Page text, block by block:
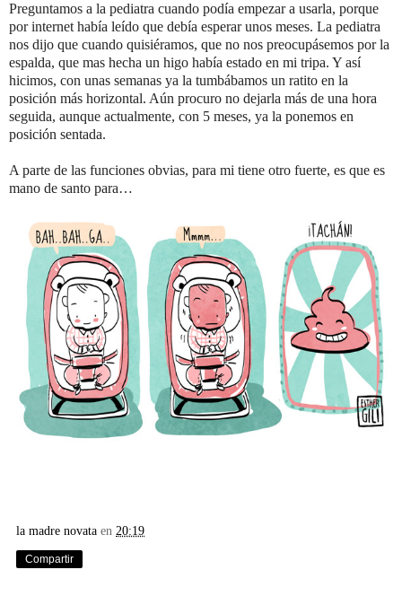
Preguntamos a la pediatra cuando podía empezar a usarla, porque
por internet había leído que debía esperar unos meses. La pediatra
nos dijo que cuando quisiéramos, que no nos preocupásemos por la
espalda, que mas hecha un higo había estado en mi tripa. Y así
hicimos, con unas semanas ya la tumbábamos un ratito en la
posición más horizontal. Aún procuro no dejarla más de una hora
seguida, aunque actualmente, con 5 meses, ya la ponemos en
posición sentada.
A parte de las funciones obvias, para mi tiene otro fuerte, es que es
mano de santo para…
la madre novata en 20:19
Compartir